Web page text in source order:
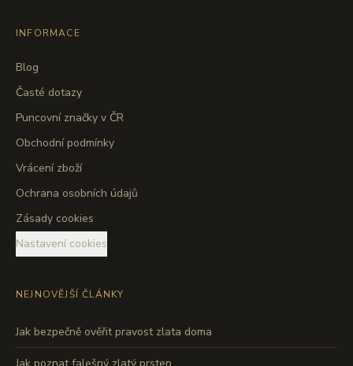
INFORMACE
Blog
Časté dotazy
Puncovní značky v ČR
Obchodní podmínky
Vrácení zboží
Ochrana osobních údajů
Zásady cookies
Nastavení cookies
NEJNOVĚJŠÍ ČLÁNKY
Jak bezpečně ověřit pravost zlata doma